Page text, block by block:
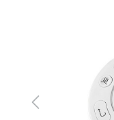
Previous